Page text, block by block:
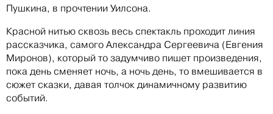
Пушкина, в прочтении Уилсона.
Красной нитью сквозь весь спектакль проходит линия
рассказчика, самого Александра Сергеевича (Евгения
Миронов), который то задумчиво пишет произведения,
пока день сменяет ночь, а ночь день, то вмешивается в
сюжет сказки, давая толчок динамичному развитию
событий.